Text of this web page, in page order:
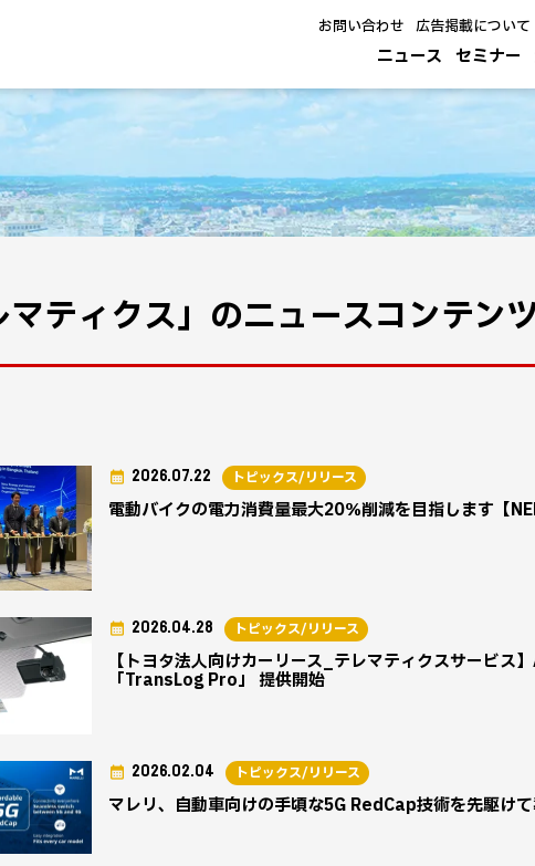
ニュース セミナー
お問い合わせ 広告掲載について
マティクス」のニュースコンテン
電動バイクの電力消費量最大20％削減を目指します【
2026.07.22 トピックス/リリース
【トヨタ法人向けカーリース_テレマティクスサービス
「TransLog Pro」 提供開始
2026.04.28 トピックス/リリース
マレリ、自動車向けの手頃な5G RedCap技術を先駆け
2026.02.04 トピックス/リリース